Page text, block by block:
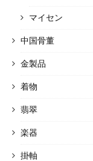
マイセン
中国骨董
金製品
着物
翡翠
楽器
掛軸